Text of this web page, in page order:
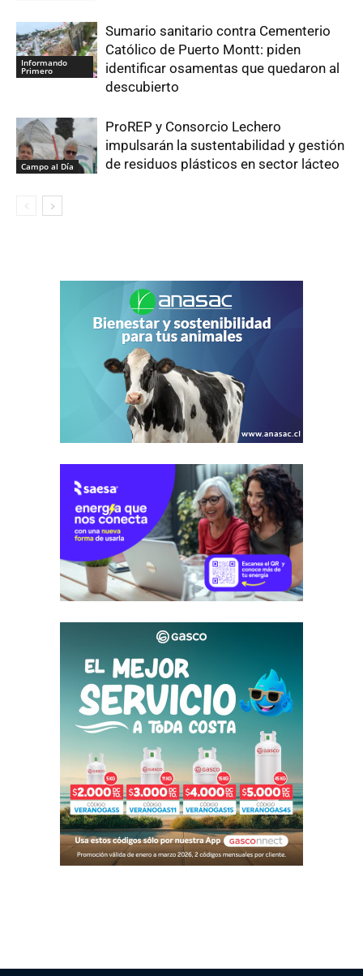
Informando
Primero
Sumario sanitario contra Cementerio
Católico de Puerto Montt: piden
identificar osamentas que quedaron al
descubierto
Campo al Día
ProREP y Consorcio Lechero
impulsarán la sustentabilidad y gestión
de residuos plásticos en sector lácteo